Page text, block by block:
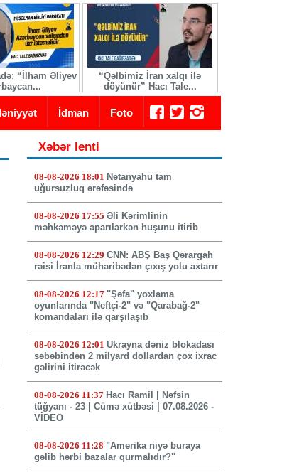
“İlham Əliyev
“Qəlbimiz İran xalqı ilə
döyünür” Hacı Tale...
İdman Foto
Xəbər lenti
08-08-2026 18:01 Netanyahu tam
uğursuzluq ərəfəsində
08-08-2026 17:55 Əli Kərimlinin
məhkəməyə aparılarkən huşunu itirib
08-08-2026 12:29 CNN: ABŞ Baş Qərargah
rəisi İranla müharibədən çıxış yolu axtarır
08-08-2026 12:17 "Şəfa" yoxlama
oyunlarında "Neftçi-2" və "Qarabağ-2"
komandaları ilə qarşılaşıb
08-08-2026 12:01 Ukrayna dəniz blokadası
səbəbindən 2 milyard dollardan çox ixrac
gəlirini itirəcək
08-08-2026 11:37 Hacı Ramil | Nəfsin
tüğyanı - 23 | Cümə xütbəsi | 07.08.2026 -
VİDEO
08-08-2026 11:28 "Amerika niyə buraya
gəlib hərbi bazalar qurmalıdır?"